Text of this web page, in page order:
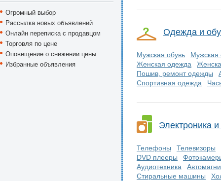
Огромный выбор
Рассылка новых объявлений
Онлайн переписка с продавцом
Торговля по цене
Оповещение о снижении цены
Избранные объявления
Одежда и
Мужская обувь
Мужская
Женская одежда
Пошив, ремонт одежды
Спортивная одежда
Электроника и
Телефоны
Телевизоры
DVD плееры
Аудиотехника
Стиральные машины